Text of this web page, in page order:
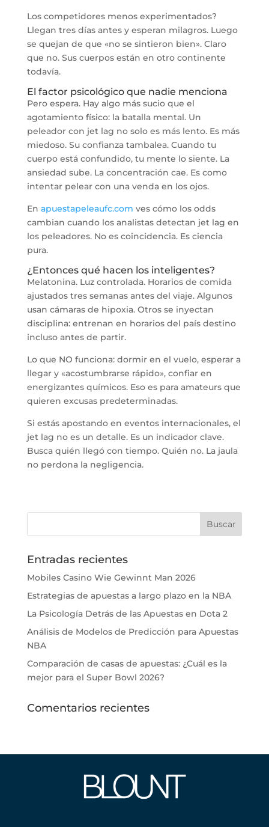
Los competidores menos experimentados?
Llegan tres días antes y esperan milagros. Luego
se quejan de que «no se sintieron bien». Claro
que no. Sus cuerpos están en otro continente
todavía.
El factor psicológico que nadie menciona
Pero espera. Hay algo más sucio que el
agotamiento físico: la batalla mental. Un
peleador con jet lag no solo es más lento. Es más
miedoso. Su confianza tambalea. Cuando tu
cuerpo está confundido, tu mente lo siente. La
ansiedad sube. La concentración cae. Es como
intentar pelear con una venda en los ojos.
En apuestapeleaufc.com ves cómo los odds
cambian cuando los analistas detectan jet lag en
los peleadores. No es coincidencia. Es ciencia
pura.
¿Entonces qué hacen los inteligentes?
Melatonina. Luz controlada. Horarios de comida
ajustados tres semanas antes del viaje. Algunos
usan cámaras de hipoxia. Otros se inyectan
disciplina: entrenan en horarios del país destino
incluso antes de partir.
Lo que NO funciona: dormir en el vuelo, esperar a
llegar y «acostumbrarse rápido», confiar en
energizantes químicos. Eso es para amateurs que
quieren excusas predeterminadas.
Si estás apostando en eventos internacionales, el
jet lag no es un detalle. Es un indicador clave.
Busca quién llegó con tiempo. Quién no. La jaula
no perdona la negligencia.
Entradas recientes
Mobiles Casino Wie Gewinnt Man 2026
Estrategias de apuestas a largo plazo en la NBA
La Psicología Detrás de las Apuestas en Dota 2
Análisis de Modelos de Predicción para Apuestas
NBA
Comparación de casas de apuestas: ¿Cuál es la
mejor para el Super Bowl 2026?
Comentarios recientes